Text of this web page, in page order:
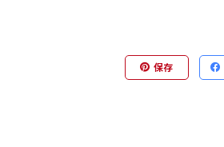
保存